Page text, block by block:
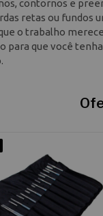
contornos e
retas ou
o trabalho
que você